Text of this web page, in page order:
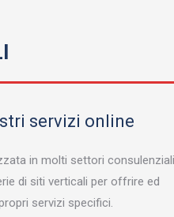
servizi online
in molti settori
di siti verticali per offrire ed
servizi specifici.